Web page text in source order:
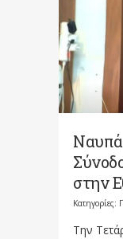
στην
Κατηγορίες:
Την